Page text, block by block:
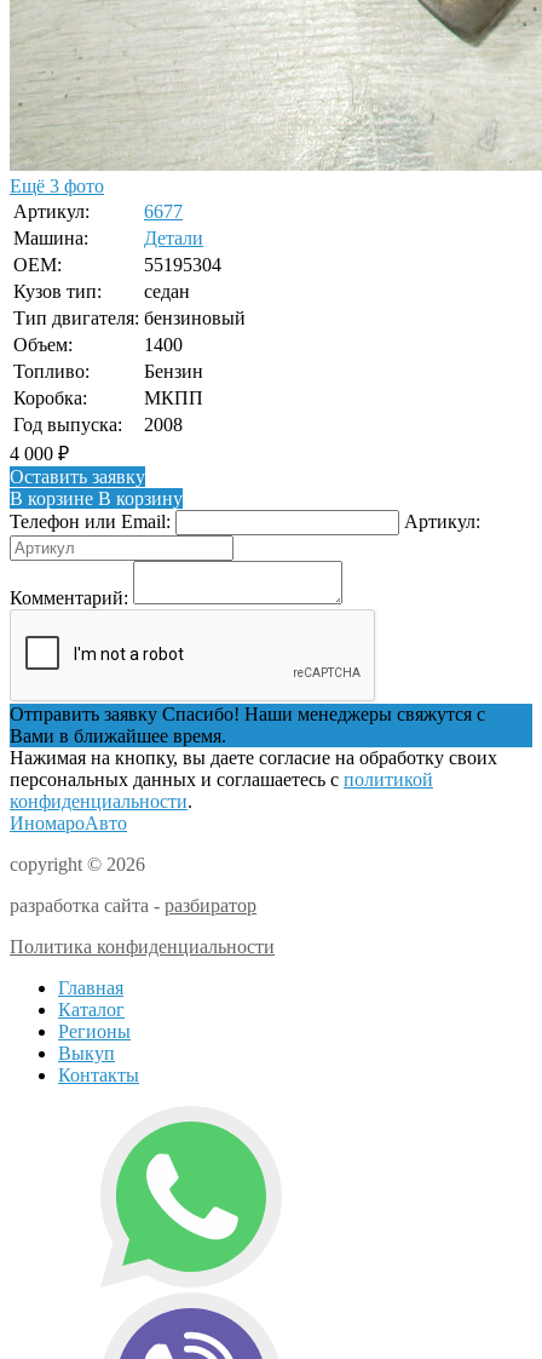
Ещё 3 фото
Артикул:
6677
Машина:
Детали
OEM:
55195304
Кузов тип:
седан
Тип двигателя: бензиновый
Объем:
1400
Топливо:
Бензин
Коробка:
МКПП
Год выпуска:
2008
4 000 ₽
Оставить заявку
В корзине В корзину
Телефон или Email:
Артикул:
Комментарий:
Отправить заявку Спасибо! Наши менеджеры свяжутся с
Вами в ближайшее время.
Нажимая на кнопку, вы даете согласие на обработку своих
персональных данных и соглашаетесь с политикой
конфиденциальности.
ИномароАвто
copyright © 2026
разработка сайта - разбиратор
Политика конфиденциальности
Главная
Каталог
Регионы
Выкуп
Контакты